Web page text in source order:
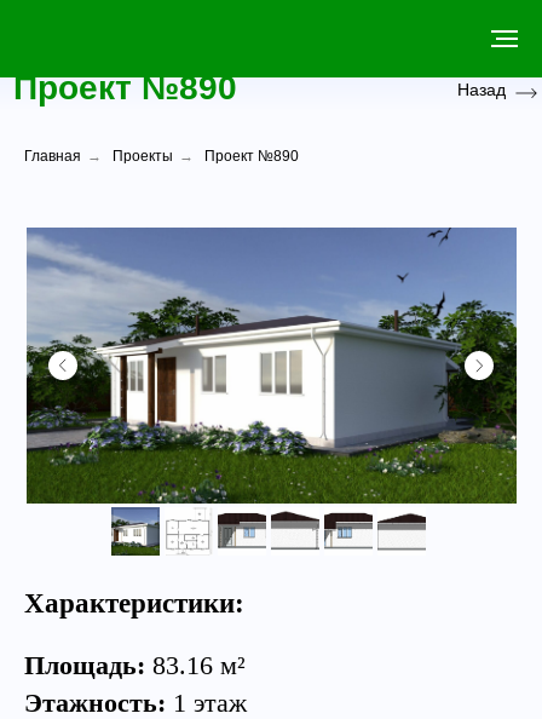
Проект №890 Назад
Главная → Проекты → Проект №890
Характеристики:
Площадь: 83.16 м²
Этажность: 1 этаж